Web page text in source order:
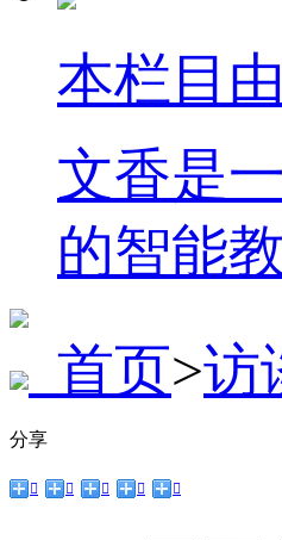
本栏目
文香是
的智能
首页>访
分享
    